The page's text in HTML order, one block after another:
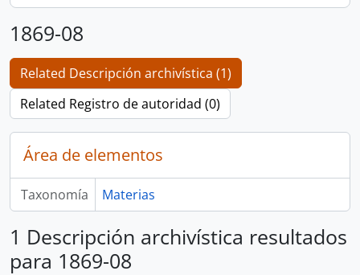
1869-08
Related Descripción archivística (1)
Related Registro de autoridad (0)
Área de elementos
Taxonomía Materias
1 Descripción archivística resultados
para 1869-08